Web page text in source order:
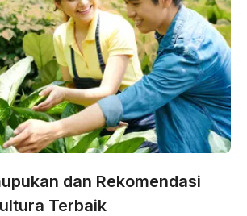
dan Rekomendasi
Terbaik